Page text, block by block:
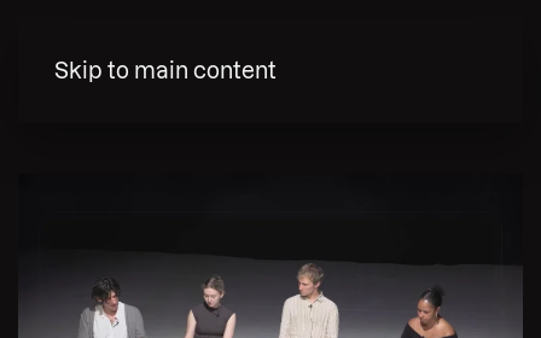
Skip to main content